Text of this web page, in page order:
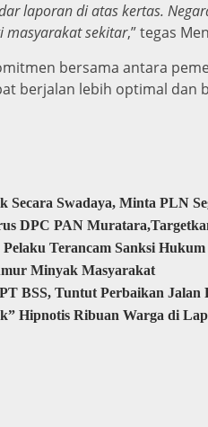
laporan di atas kertas.
masyarakat sekitar,” tegas
bersama antara
berjalan lebih optimal
Swadaya, Minta PLN
DPC PAN
Terancam Sanksi Hukum
Minyak Masyarakat
BSS, Tuntut Perbaikan
Hipnotis Ribuan Warga di